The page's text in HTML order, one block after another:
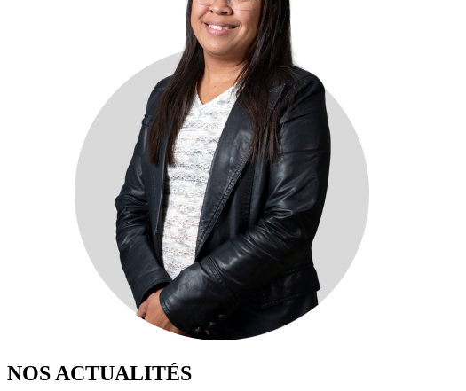
NOS ACTUALITÉS